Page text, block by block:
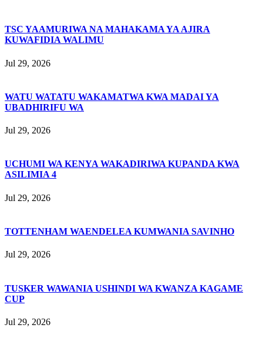
TSC YAAMURIWA NA MAHAKAMA YA AJIRA
KUWAFIDIA WALIMU
Jul 29, 2026
WATU WATATU WAKAMATWA KWA MADAI YA
UBADHIRIFU WA
Jul 29, 2026
UCHUMI WA KENYA WAKADIRIWA KUPANDA KWA
ASILIMIA 4
Jul 29, 2026
TOTTENHAM WAENDELEA KUMWANIA SAVINHO
Jul 29, 2026
TUSKER WAWANIA USHINDI WA KWANZA KAGAME
CUP
Jul 29, 2026